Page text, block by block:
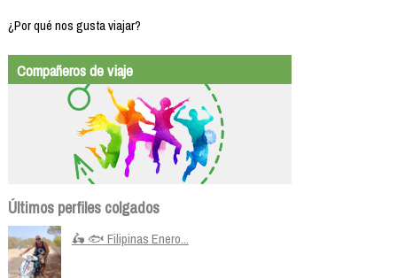
¿Por qué nos gusta viajar?
Compañeros de viaje
Últimos perfiles colgados
🛵 🐟 Filipinas Enero...